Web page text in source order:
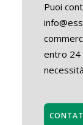
Puoi
entro 24